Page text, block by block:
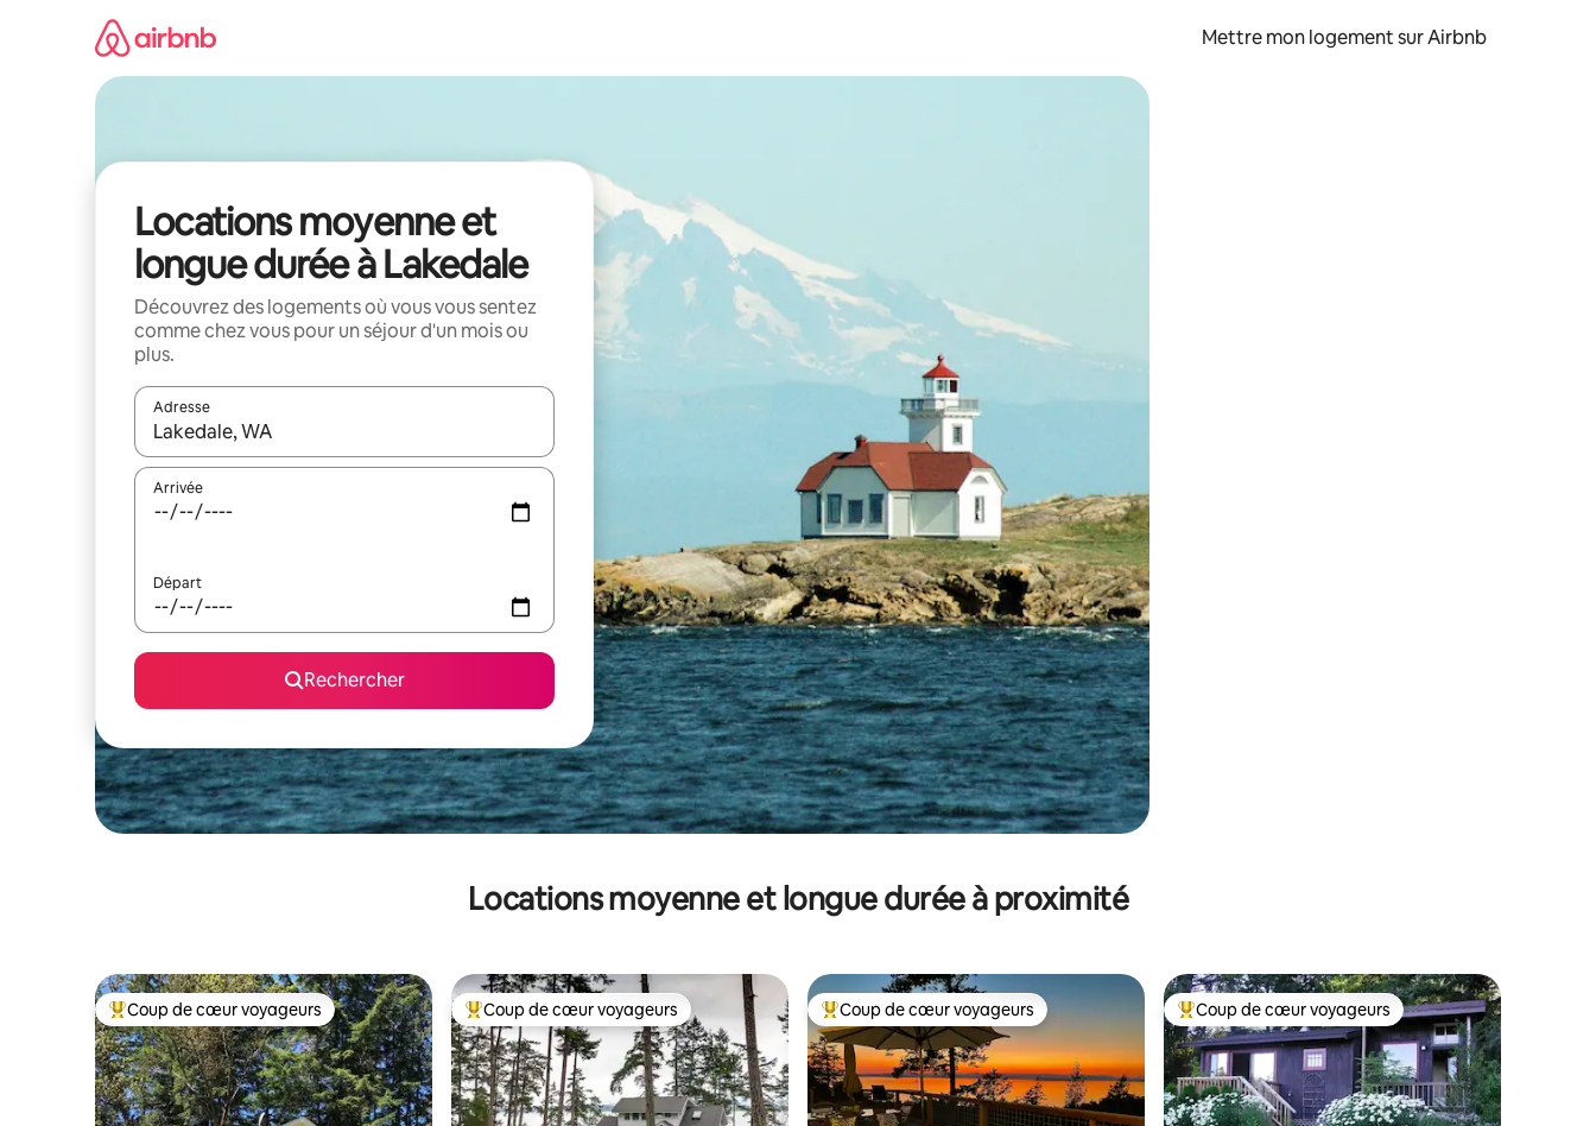
Mettre mon logement sur Airbnb
Locations moyenne et
longue durée à Lakedale
Découvrez des logements où vous vous sentez
comme chez vous pour un séjour d'un mois ou
plus.
Adresse
Lorsque les résultats s'affichent, utilisez les flèches vers le haut et vers le bas pour les parcourir ou en appuyant et en faisant glisser.
Arrivée
Départ
Rechercher
Locations moyenne et longue durée à proximité
Coups de cœur voyageurs les plus appréciés
Coup de cœur voyageurs Coups de cœur voyageurs les plus appréciés
Coup de cœur voyageurs Coups de cœur voyageurs les plus appréciés
Coup de cœur voyageurs Coups de cœur voyageurs les plus appréciés
Coup de cœur voyageurs